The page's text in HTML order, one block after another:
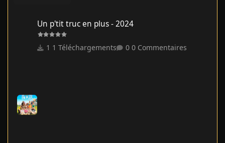
Un p'tit truc en plus - 2024
1 Téléchargements 0 Commentaires